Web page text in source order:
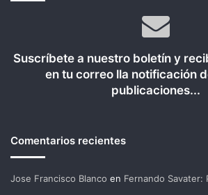
Suscríbete a nuestro boletín y
en tu correo lla notificación
publicaciones...
Comentarios recientes
Jose Francisco Blanco en Fernando Savater: